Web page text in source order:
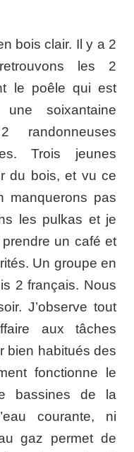
bois clair. Il y a 2
les 2
le poêle qui est
soixantaine
randonneuses
Trois jeunes
du bois, et vu ce
manquerons pas
les pulkas et je
un café et
Un groupe en
2 français. Nous
J’observe tout
aux tâches
bien habitués des
fonctionne le
bassines de la
courante, ni
gaz permet de